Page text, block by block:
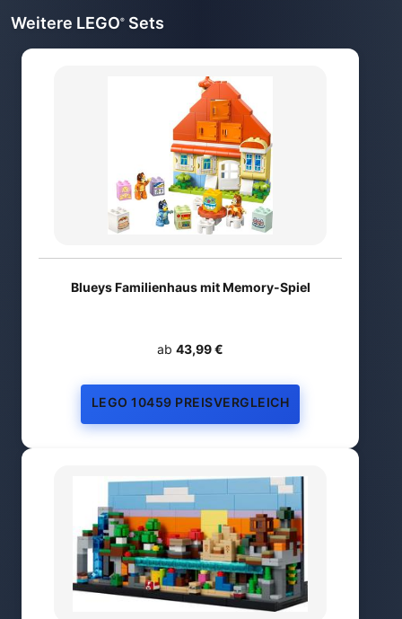
Weitere LEGO® Sets
Blueys Familienhaus mit Memory-Spiel
ab 43,99 €
LEGO 10459 PREISVERGLEICH